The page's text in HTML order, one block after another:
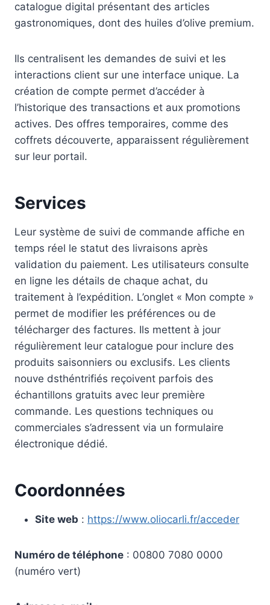
catalogue digital présentant des articles
gastronomiques, dont des huiles d’olive premium.
Ils centralisent les demandes de suivi et les
interactions client sur une interface unique. La
création de compte permet d’accéder à
l’historique des transactions et aux promotions
actives. Des offres temporaires, comme des
coffrets découverte, apparaissent régulièrement
sur leur portail.
Services
Leur système de suivi de commande affiche en
temps réel le statut des livraisons après
validation du paiement. Les utilisateurs consulte
en ligne les détails de chaque achat, du
traitement à l’expédition. L’onglet « Mon compte »
permet de modifier les préférences ou de
télécharger des factures. Ils mettent à jour
régulièrement leur catalogue pour inclure des
produits saisonniers ou exclusifs. Les clients
nouve dsthéntrifiés reçoivent parfois des
échantillons gratuits avec leur première
commande. Les questions techniques ou
commerciales s’adressent via un formulaire
électronique dédié.
Coordonnées
Site web : https://www.oliocarli.fr/acceder
Numéro de téléphone : 00800 7080 0000
(numéro vert)